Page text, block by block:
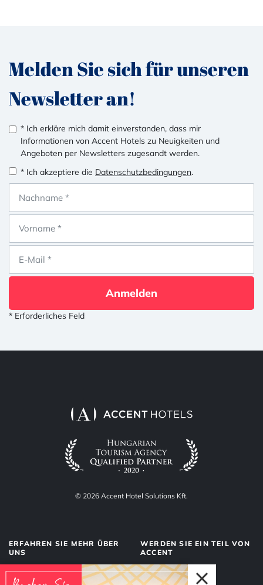
Melden Sie sich für unseren
Newsletter an!
* Ich erkläre mich damit einverstanden, dass mir
Informationen von Accent Hotels zu Neuigkeiten und
Angeboten per Newsletters zugesandt werden.
* Ich akzeptiere die Datenschutzbedingungen.
Anmelden
* Erforderliches Feld
© 2026 Accent Hotel Solutions Kft.
ERFAHREN SIE MEHR ÜBER
UNS
WERDEN SIE EIN TEIL VON
ACCENT